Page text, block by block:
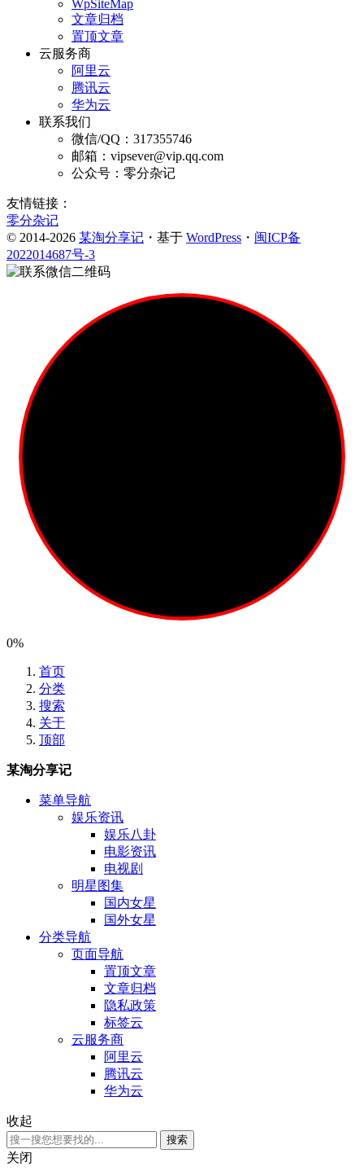
WpSiteMap
文章归档
置顶文章
云服务商
阿里云
腾讯云
华为云
联系我们
微信/QQ：317355746
邮箱：vipsever@vip.qq.com
公众号：零分杂记
友情链接：
零分杂记
© 2014-2026 某淘分享记 ・基于 WordPress ・ 闽ICP备
2022014687号-3
0%
首页
分类
搜索
关于
顶部
某淘分享记
菜单导航
娱乐资讯
娱乐八卦
电影资讯
电视剧
明星图集
国内女星
国外女星
分类导航
页面导航
置顶文章
文章归档
隐私政策
标签云
云服务商
阿里云
腾讯云
华为云
收起
关闭